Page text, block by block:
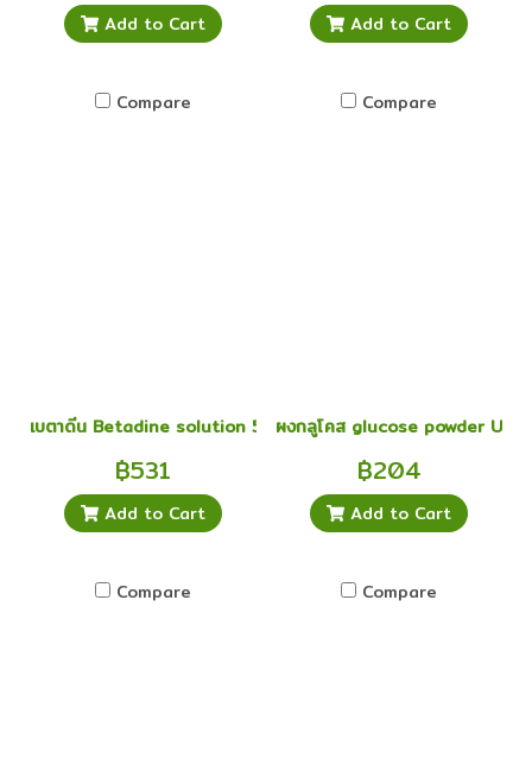
Add to Cart
Compare
Add to Cart
Compare
เบตาดีน Betadine solution 500 มล.
฿531
Add to Cart
Compare
ผงกลูโคส glucose powder
฿204
Add to Cart
Compare